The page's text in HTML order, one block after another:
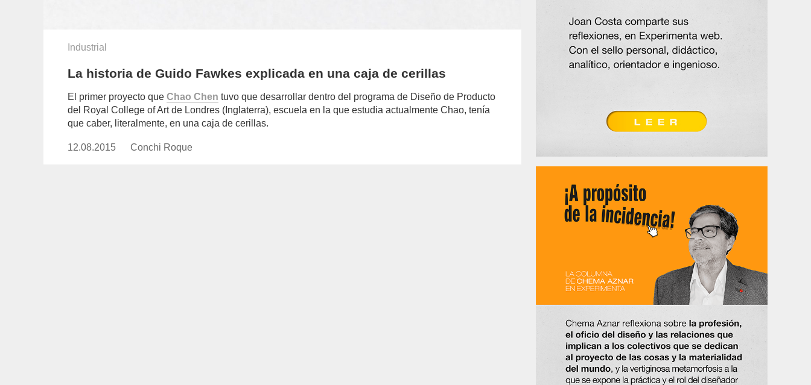
Industrial
La historia de Guido Fawkes explicada en una caja de cerillas
El primer proyecto que Chao Chen tuvo que desarrollar dentro del programa de Diseño de Producto
del Royal College of Art de Londres (Inglaterra), escuela en la que estudia actualmente Chao, tenía
que caber, literalmente, en una caja de cerillas.
Publicado
12.08.2015
https://www.experimenta.es/author/conchi-
Conchi Roque